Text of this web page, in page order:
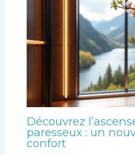
Découvrez
paresseux : un
confort